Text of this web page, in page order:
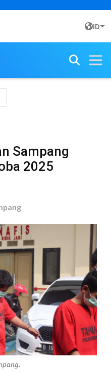
ID
Sampang
2025